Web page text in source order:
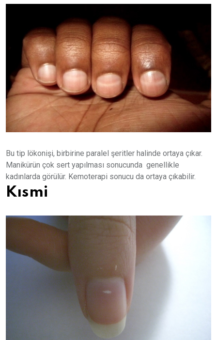
Bu tip lökonişi, birbirine paralel şeritler halinde ortaya çıkar.
Manikürün çok sert yapılması sonucunda genellikle
kadınlarda görülür. Kemoterapi sonucu da ortaya çıkabilir.
Kısmi